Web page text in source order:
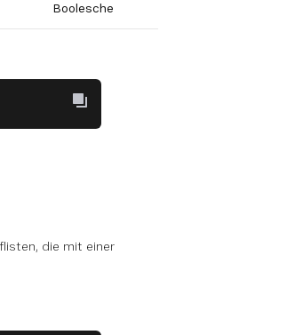
Boolesche
die mit einer